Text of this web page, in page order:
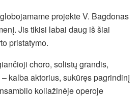
projekte V. Bagdonas
Jis tikisi labai daug iš šiai
pristatymo.
choro, solistų grandis,
kalba aktorius, sukūręs pagrindinį
koliažinėje operoje